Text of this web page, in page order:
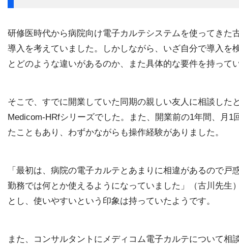
研修医時代から病院向け電子カルテシステムを使ってき
導入を考えていました。しかしながら、いざ自分で導入
とどのような違いがあるのか、また具体的な要件を持って
そこで、すでに開業していた同期の親しい友人に相談し
Medicom-HRfシリーズでした。また、開業前の1年間、月
たこともあり、わずかながらも操作経験がありました。
「最初は、病院の電子カルテとあまりに相違があるので
勤務では何とか使えるようになっていました」（古川先生）
とし、使いやすいという印象は持っていたようです。
また、コンサルタントにメディコム電子カルテについて